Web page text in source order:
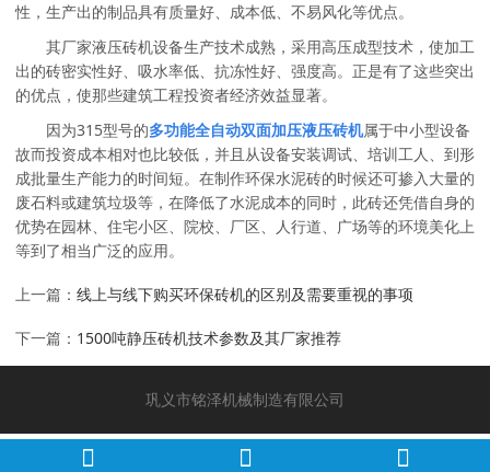
性，生产出的制品具有质量好、成本低、不易风化等优点。
其厂家液压砖机设备生产技术成熟，采用高压成型技术，使加工
出的砖密实性好、吸水率低、抗冻性好、强度高。正是有了这些突出
的优点，使那些建筑工程投资者经济效益显著。
因为315型号的多功能全自动双面加压液压砖机属于中小型设备
故而投资成本相对也比较低，并且从设备安装调试、培训工人、到形
成批量生产能力的时间短。在制作环保水泥砖的时候还可掺入大量的
废石料或建筑垃圾等，在降低了水泥成本的同时，此砖还凭借自身的
优势在园林、住宅小区、院校、厂区、人行道、广场等的环境美化上
等到了相当广泛的应用。
上一篇： 线上与线下购买环保砖机的区别及需要重视的事项
下一篇： 1500吨静压砖机技术参数及其厂家推荐
巩义市铭泽机械制造有限公司